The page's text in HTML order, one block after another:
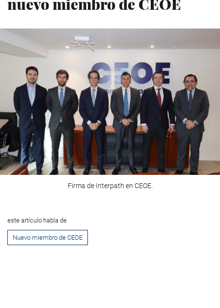
Firma de Interpath en CEOE.
este artículo habla de
Nuevo miembro de CEOE